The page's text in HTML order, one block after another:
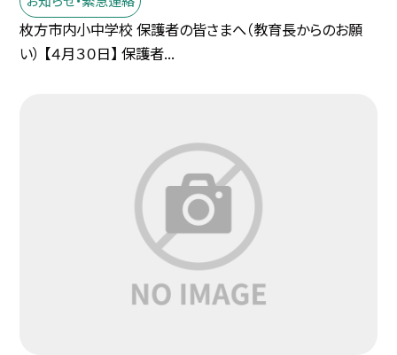
枚方市内小中学校 保護者の皆さまへ（教育長からのお願
い） 【４月３０日】 保護者...